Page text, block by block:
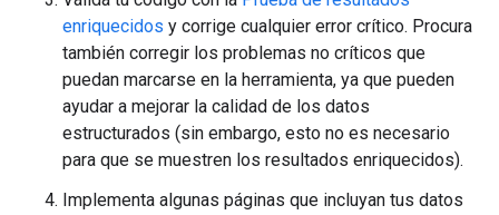
enriquecidos y corrige cualquier error crítico. Procura
también corregir los problemas no críticos que
puedan marcarse en la herramienta, ya que pueden
ayudar a mejorar la calidad de los datos
estructurados (sin embargo, esto no es necesario
para que se muestren los resultados enriquecidos).
Implementa algunas páginas que incluyan tus datos